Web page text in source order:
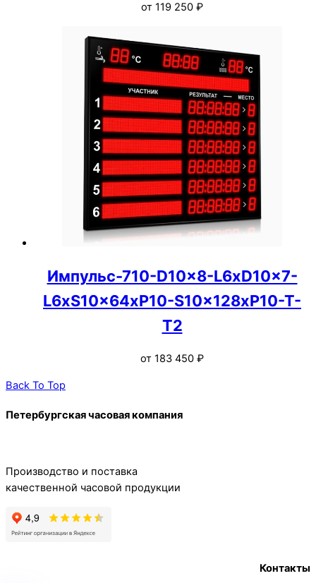
от 119 250 ₽
Импульс-710-D10x8-L6xD10x7-
L6xS10x64xP10-S10x128xP10-T-
T2
от 183 450 ₽
Back To Top
Петербургская часовая компания
Производство и поставка
качественной часовой продукции
Контакты